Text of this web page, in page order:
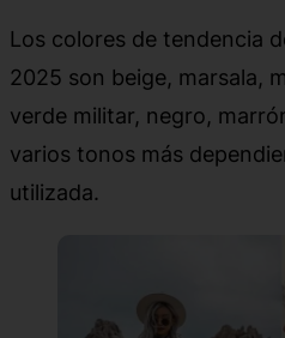
Los colores de tendencia
2025 son beige, marsala,
verde militar, negro,
varios tonos más
utilizada.